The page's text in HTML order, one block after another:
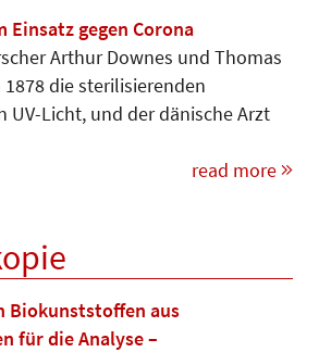
Einsatz gegen Corona
Arthur Downes und Thomas
die sterilisierenden
UV-Licht, und der dänische Arzt
read more
Biokunststoffen aus
für die Analyse –